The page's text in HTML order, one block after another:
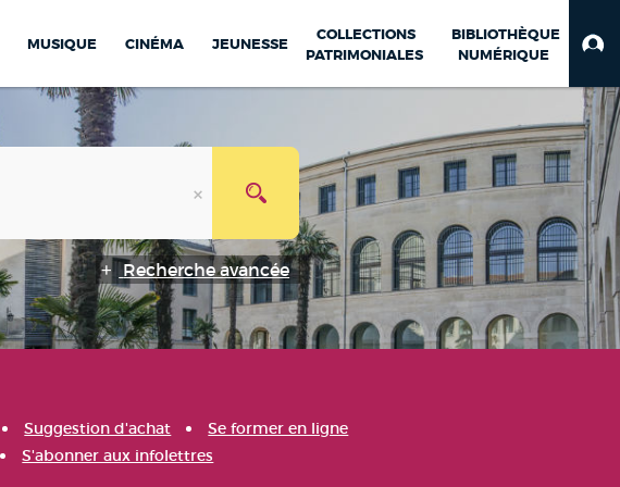
MUSIQUE CINÉMA JEUNESSE
COLLECTIONS
PATRIMONIALES
BIBLIOTHÈQUE
NUMÉRIQUE
Recherche avancée
Suggestion d'achat
Se former en ligne
S'abonner aux infolettres